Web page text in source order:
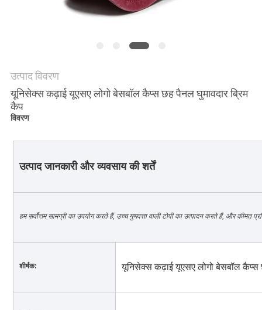
उत्पाद विवरण
यूनिसेक्स कढ़ाई यूएसए लोगो बेसबॉल कैप्स छह पैनल घुमावदार ब्रिम
कैप
विवरण
उत्पाद जानकारी और व्यवसाय की शर्तें
हम सर्वोत्तम सामग्री का उपयोग करते हैं, उच्च गुणवत्ता वाली टोपी का उत्पादन करते हैं, और कीमत
शीर्षक: यूनिसेक्स कढ़ाई यूएसए लोगो बेसबॉल कैप्स